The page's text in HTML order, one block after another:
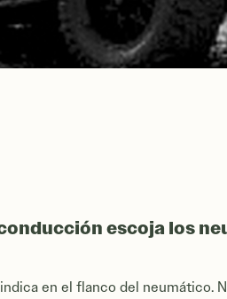
escoja los
en el flanco del neumático.